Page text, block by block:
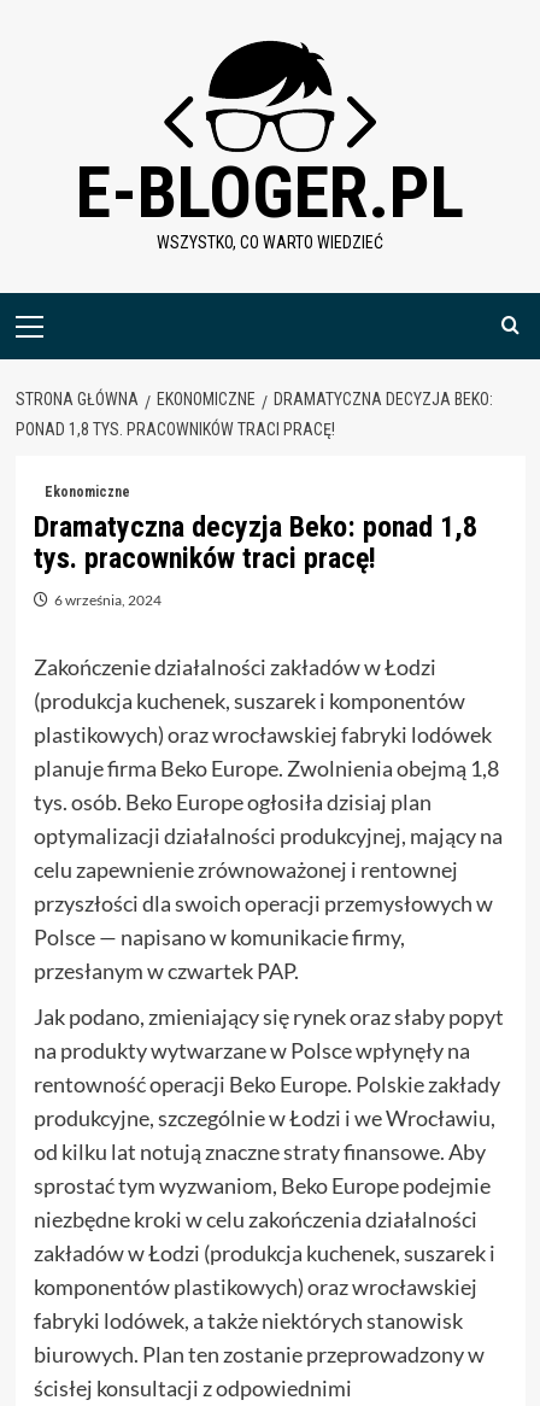
E-BLOGER.PL
WSZYSTKO, CO WARTO WIEDZIEĆ
Menu
STRONA GŁÓWNA EKONOMICZNE
DRAMATYCZNA DECYZJA BEKO:
PONAD 1,8 TYS. PRACOWNIKÓW TRACI PRACĘ!
Ekonomiczne
Dramatyczna decyzja Beko: ponad 1,8
tys. pracowników traci pracę!
6 września, 2024
Zakończenie działalności zakładów w Łodzi
(produkcja kuchenek, suszarek i komponentów
plastikowych) oraz wrocławskiej fabryki lodówek
planuje firma Beko Europe. Zwolnienia obejmą 1,8
tys. osób. Beko Europe ogłosiła dzisiaj plan
optymalizacji działalności produkcyjnej, mający na
celu zapewnienie zrównoważonej i rentownej
przyszłości dla swoich operacji przemysłowych w
Polsce — napisano w komunikacie firmy,
przesłanym w czwartek PAP.
Jak podano, zmieniający się rynek oraz słaby popyt
na produkty wytwarzane w Polsce wpłynęły na
rentowność operacji Beko Europe. Polskie zakłady
produkcyjne, szczególnie w Łodzi i we Wrocławiu,
od kilku lat notują znaczne straty finansowe. Aby
sprostać tym wyzwaniom, Beko Europe podejmie
niezbędne kroki w celu zakończenia działalności
zakładów w Łodzi (produkcja kuchenek, suszarek i
komponentów plastikowych) oraz wrocławskiej
fabryki lodówek, a także niektórych stanowisk
biurowych. Plan ten zostanie przeprowadzony w
ścisłej konsultacji z odpowiednimi